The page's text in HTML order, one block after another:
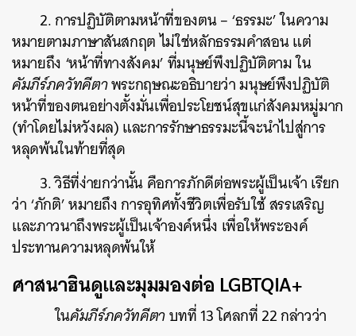
2. การปฏิบัติตามหน้าที่ของตน – ‘ธรรมะ’ ในความ
หมายตามภาษาสันสกฤต ไม่ใช่หลักธรรมคำสอน แต่
หมายถึง ‘หน้าที่ทางสังคม’ ที่มนุษย์พึงปฏิบัติตาม ใน
คัมภีร์ภควัทคีตาพระกฤษณะอธิบายว่า มนุษย์พึงปฏิบัติ
หน้าที่ของตนอย่างตั้งมั่นเพื่อประโยชน์สุขแก่สังคมหมู่มาก
(ทำโดยไม่หวังผล) และการรักษาธรรมะนี้จะนำไปสู่การ
หลุดพ้นในท้ายที่สุด
3. วิธีที่ง่ายกว่านั้น คือการภักดีต่อพระผู้เป็นเจ้า เรียก
ว่า ‘ภักติ’ หมายถึง การอุทิศทั้งชีวิตเพื่อรับใช้ สรรเสริญ
และภาวนาถึงพระผู้เป็นเจ้าองค์หนึ่ง เพื่อให้พระองค์
ประทานความหลุดพ้นให้
ศาสนาฮินดูและมุมมองต่อ LGBTQIA+
ในคัมภีร์ภควัทคีตาบทที่ 13 โศลกที่ 22 กล่าวว่า